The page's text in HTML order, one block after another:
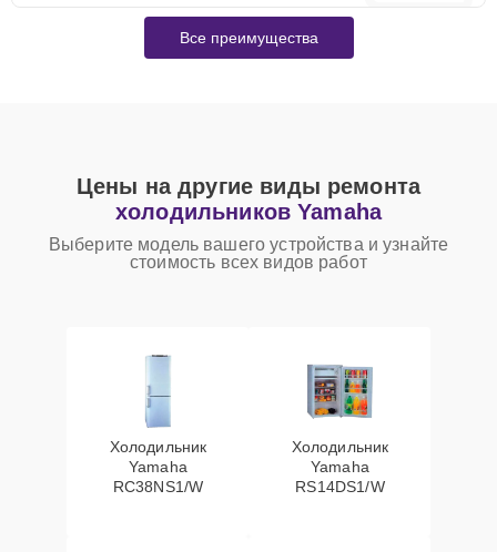
Все преимущества
Цены на другие виды ремонта
холодильников Yamaha
Выберите модель вашего устройства и узнайте
стоимость всех видов работ
Холодильник
Yamaha
RC38NS1/W
Холодильник
Yamaha
RS14DS1/W